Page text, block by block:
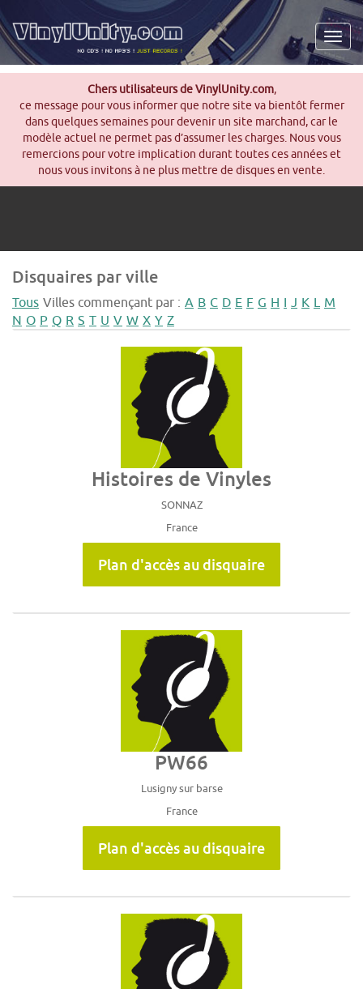
Chers utilisateurs de VinylUnity.com,
ce message pour vous informer que notre site va bientôt fermer
dans quelques semaines pour devenir un site marchand, car le
modèle actuel ne permet pas d’assumer les charges. Nous vous
remercions pour votre implication durant toutes ces années et
nous vous invitons à ne plus mettre de disques en vente.
Disquaires par ville
Tous Villes commençant par : A B C D E F G H I J K L
M
N O P Q R S T U V W X Y Z
Histoires de Vinyles
SONNAZ
France
Plan d'accès au disquaire
PW66
Lusigny sur barse
France
Plan d'accès au disquaire